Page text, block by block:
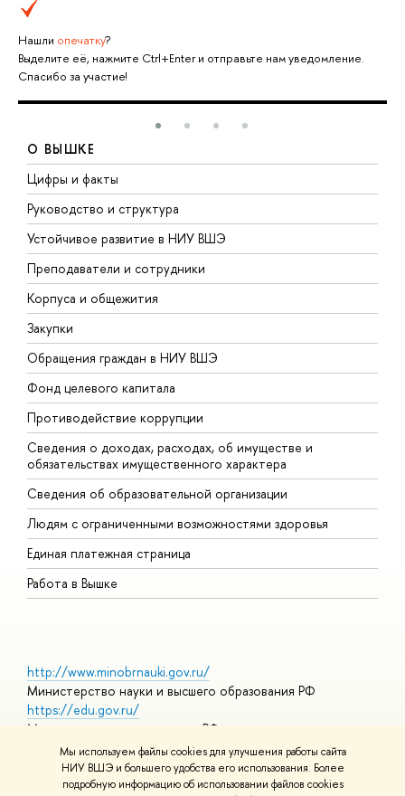
Мы используем файлы cookies для улучшения работы сайта
НИУ ВШЭ и большего удобства его использования. Более
подробную информацию об использовании файлов cookies
Нашли опечатку?
Выделите её, нажмите Ctrl+Enter и отправьте нам уведомление.
Спасибо за участие!
О ВЫШКЕ
Цифры и факты
Руководство и структура
Устойчивое развитие в НИУ ВШЭ
Преподаватели и сотрудники
Корпуса и общежития
Закупки
Обращения граждан в НИУ ВШЭ
Фонд целевого капитала
Противодействие коррупции
Сведения о доходах, расходах, об имуществе и
обязательствах имущественного характера
Сведения об образовательной организации
Людям с ограниченными возможностями здоровья
Единая платежная страница
Работа в Вышке
http://www.minobrnauki.gov.ru/
Министерство науки и высшего образования РФ
https://edu.gov.ru/
Министерство просвещения РФ
https://elearning.hse.ru/mooc
Массовые открытые онлайн-курсы